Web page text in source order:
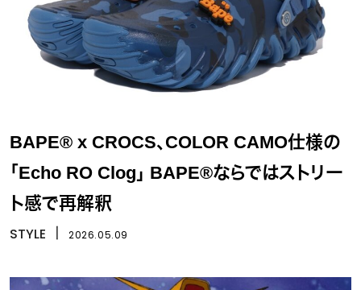
BAPE® x CROCS、COLOR CAMO仕様の
「Echo RO Clog」 BAPE®ならではストリー
ト感で再解釈
STYLE 2026.05.09